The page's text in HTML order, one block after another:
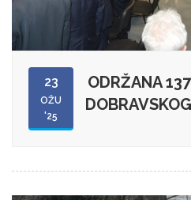
23
OŽU
'25
ODRŽANA